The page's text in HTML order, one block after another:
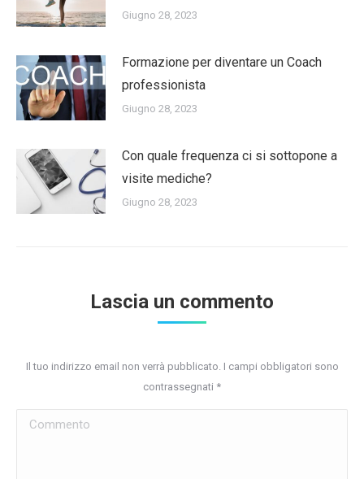
Giugno 28, 2023
Formazione per diventare un Coach
professionista
Giugno 28, 2023
Con quale frequenza ci si sottopone a
visite mediche?
Giugno 28, 2023
Lascia un commento
Il tuo indirizzo email non verrà pubblicato. I campi obbligatori sono
contrassegnati *
Commento